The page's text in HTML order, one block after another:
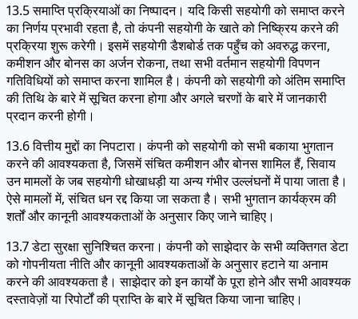
13.5 समाप्ति प्रक्रियाओं का निष्पादन। यदि किसी सहयोगी को समाप्त करने
का निर्णय प्रभावी रहता है, तो कंपनी सहयोगी के खाते को निष्क्रिय करने की
प्रक्रिया शुरू करेगी। इसमें सहयोगी डैशबोर्ड तक पहुँच को अवरुद्ध करना,
कमीशन और बोनस का अर्जन रोकना, तथा सभी वर्तमान सहयोगी विपणन
गतिविधियों को समाप्त करना शामिल है। कंपनी को सहयोगी को अंतिम समाप्ति
की तिथि के बारे में सूचित करना होगा और अगले चरणों के बारे में जानकारी
प्रदान करनी होगी।
13.6 वित्तीय मुद्दों का निपटारा। कंपनी को सहयोगी को सभी बकाया भुगतान
करने की आवश्यकता है, जिसमें संचित कमीशन और बोनस शामिल हैं, सिवाय
उन मामलों के जब सहयोगी धोखाधड़ी या अन्य गंभीर उल्लंघनों में पाया जाता है।
ऐसे मामलों में, संचित धन रद्द किया जा सकता है। सभी भुगतान कार्यक्रम की
शर्तों और कानूनी आवश्यकताओं के अनुसार किए जाने चाहिए।
13.7 डेटा सुरक्षा सुनिश्चित करना। कंपनी को साझेदार के सभी व्यक्तिगत डेटा
को गोपनीयता नीति और कानूनी आवश्यकताओं के अनुसार हटाने या अनाम
करने की आवश्यकता है। साझेदार को इन कार्यों के पूरा होने और सभी आवश्यक
दस्तावेज़ों या रिपोर्टों की प्राप्ति के बारे में सूचित किया जाना चाहिए।